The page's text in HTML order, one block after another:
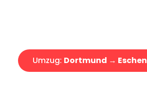
Umzug: Dortmund → Eschen